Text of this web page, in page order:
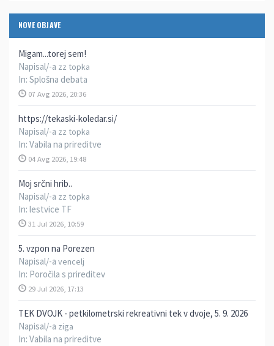
NOVE OBJAVE
Migam...torej sem!
Napisal/-a zz topka
In: Splošna debata
07 Avg 2026, 20:36
https://tekaski-koledar.si/
Napisal/-a zz topka
In: Vabila na prireditve
04 Avg 2026, 19:48
Moj srčni hrib..
Napisal/-a zz topka
In: lestvice TF
31 Jul 2026, 10:59
5. vzpon na Porezen
Napisal/-a vencelj
In: Poročila s prireditev
29 Jul 2026, 17:13
TEK DVOJK - petkilometrski rekreativni tek v dvoje, 5. 9. 2026
Napisal/-a ziga
In: Vabila na prireditve